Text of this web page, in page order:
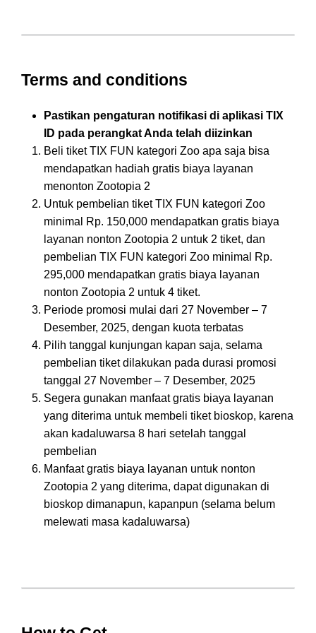
Terms and conditions
Pastikan pengaturan notifikasi di aplikasi TIX
ID pada perangkat Anda telah diizinkan
Beli tiket TIX FUN kategori Zoo apa saja bisa
mendapatkan hadiah gratis biaya layanan
menonton Zootopia 2
Untuk pembelian tiket TIX FUN kategori Zoo
minimal Rp. 150,000 mendapatkan gratis biaya
layanan nonton Zootopia 2 untuk 2 tiket, dan
pembelian TIX FUN kategori Zoo minimal Rp.
295,000 mendapatkan gratis biaya layanan
nonton Zootopia 2 untuk 4 tiket.
Periode promosi mulai dari 27 November – 7
Desember, 2025, dengan kuota terbatas
Pilih tanggal kunjungan kapan saja, selama
pembelian tiket dilakukan pada durasi promosi
tanggal 27 November – 7 Desember, 2025
Segera gunakan manfaat gratis biaya layanan
yang diterima untuk membeli tiket bioskop, karena
akan kadaluwarsa 8 hari setelah tanggal
pembelian
Manfaat gratis biaya layanan untuk nonton
Zootopia 2 yang diterima, dapat digunakan di
bioskop dimanapun, kapanpun (selama belum
melewati masa kadaluwarsa)